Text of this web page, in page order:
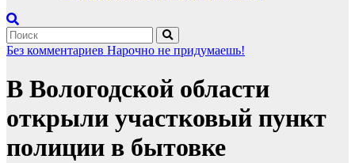
Без комментариев Нарочно не придумаешь!
В Вологодской области
открыли участковый пункт
полиции в бытовке